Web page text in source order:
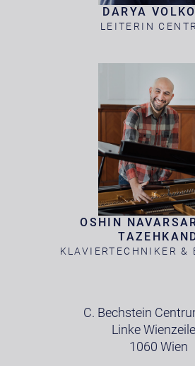
DARYA
LEITERIN
OSHIN
KLAVIERTECHNIKER &
C. Bechstein
Linke
1060 Wien